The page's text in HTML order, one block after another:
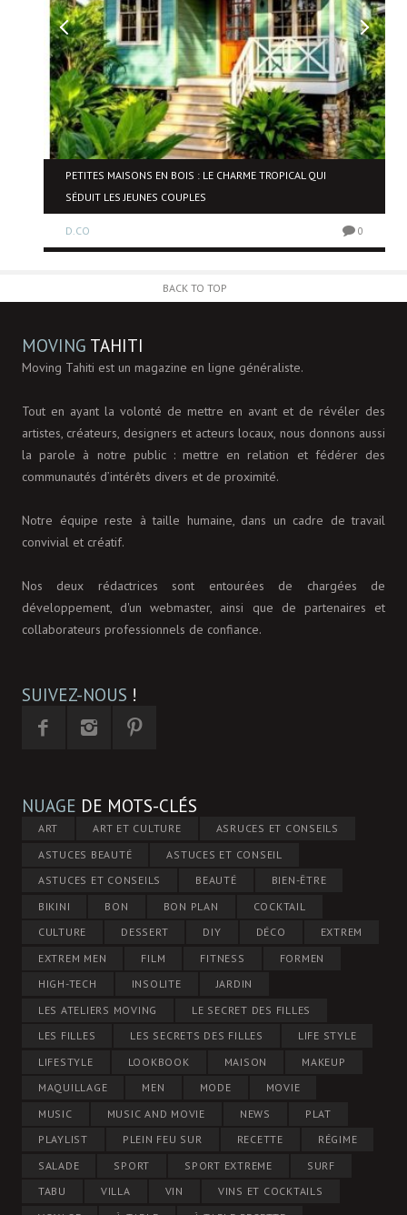
PETITES MAISONS EN BOIS : LE CHARME TROPICAL QUI
SÉDUIT LES JEUNES COUPLES
D.CO 0
BACK TO TOP
MOVING TAHITI
Moving Tahiti est un magazine en ligne généraliste.
Tout en ayant la volonté de mettre en avant et de révéler des
artistes, créateurs, designers et acteurs locaux, nous donnons aussi
la parole à notre public : mettre en relation et fédérer des
communautés d’intérêts divers et de proximité.
Notre équipe reste à taille humaine, dans un cadre de travail
convivial et créatif.
Nos deux rédactrices sont entourées de chargées de
développement, d'un webmaster, ainsi que de partenaires et
collaborateurs professionnels de confiance.
SUIVEZ-NOUS !
NUAGE DE MOTS-CLÉS
ART ART ET CULTURE
ASRUCES ET CONSEILS
ASTUCES BEAUTÉ
ASTUCES ET CONSEIL
ASTUCES ET CONSEILS
BEAUTÉ
BIEN-ÊTRE
BIKINI
BON BON PLAN
COCKTAIL
CULTURE
DESSERT DIY DÉCO
EXTREM
EXTREM MEN
FILM FITNESS
FORMEN
HIGH-TECH
INSOLITE
JARDIN
LES ATELIERS MOVING
LE SECRET DES FILLES
LES FILLES
LES SECRETS DES FILLES
LIFE STYLE
LIFESTYLE
LOOKBOOK MAISON
MAKEUP
MAQUILLAGE
MEN MODE
MOVIE
MUSIC
MUSIC AND MOVIE NEWS
PLAT
PLAYLIST
PLEIN FEU SUR RECETTE
RÉGIME
SALADE
SPORT SPORT EXTREME
SURF
TABU
VILLA VIN
VINS ET COCKTAILS